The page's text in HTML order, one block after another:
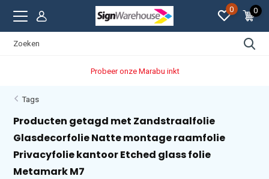
0 0
Probeer onze Marabu inkt
Tags
Producten getagd met Zandstraalfolie
Glasdecorfolie Natte montage raamfolie
Privacyfolie kantoor Etched glass folie
Metamark M7